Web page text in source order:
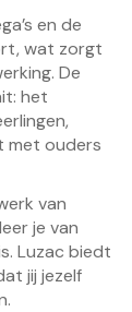
en de
wat zorgt
De
het
met ouders
van
je van
Luzac biedt
jij jezelf